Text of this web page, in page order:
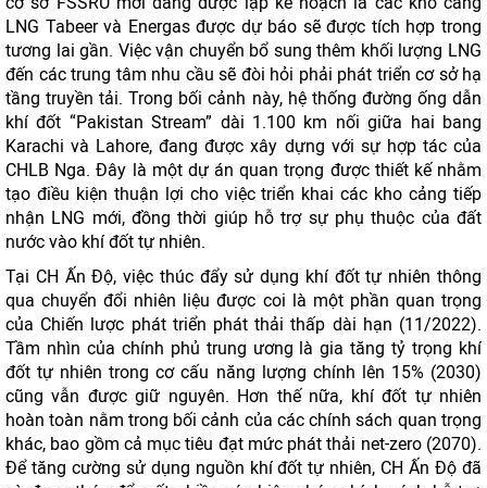
LNG Tabeer và Energas được dự báo ​​sẽ được tích hợp trong
tương lai gần. Việc vận chuyển bổ sung thêm khối lượng LNG
đến các trung tâm nhu cầu sẽ đòi hỏi phải phát triển cơ sở hạ
tầng truyền tải. Trong bối cảnh này, hệ thống đường ống dẫn
khí đốt “Pakistan Stream” dài 1.100 km nối giữa hai bang
Karachi và Lahore, đang được xây dựng với sự hợp tác của
CHLB Nga. Đây là một dự án quan trọng được thiết kế nhằm
tạo điều kiện thuận lợi cho việc triển khai các kho cảng tiếp
nhận LNG mới, đồng thời giúp hỗ trợ sự phụ thuộc của đất
nước vào khí đốt tự nhiên.
Tại CH Ấn Độ, việc thúc đẩy sử dụng khí đốt tự nhiên thông
qua chuyển đổi nhiên liệu được coi là một phần quan trọng
của Chiến lược phát triển phát thải thấp dài hạn (11/2022).
Tầm nhìn của chính phủ trung ương là gia tăng tỷ trọng khí
đốt tự nhiên trong cơ cấu năng lượng chính lên 15% (2030)
cũng vẫn được giữ nguyên. Hơn thế nữa, khí đốt tự nhiên
hoàn toàn nằm trong bối cảnh của các chính sách quan trọng
khác, bao gồm cả mục tiêu đạt mức phát thải net-zero (2070).
Để tăng cường sử dụng nguồn khí đốt tự nhiên, CH Ấn Độ đã